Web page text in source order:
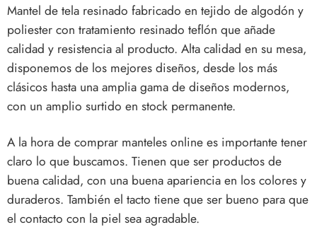
Mantel de tela resinado fabricado en tejido de algodón y
poliester con tratamiento resinado teflón que añade
calidad y resistencia al producto. Alta calidad en su mesa,
disponemos de los mejores diseños, desde los más
clásicos hasta una amplia gama de diseños modernos,
con un amplio surtido en stock permanente.
A la hora de comprar manteles online es importante tener
claro lo que buscamos. Tienen que ser productos de
buena calidad, con una buena apariencia en los colores y
duraderos. También el tacto tiene que ser bueno para que
el contacto con la piel sea agradable.